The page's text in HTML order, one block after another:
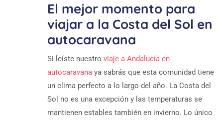
El mejor momento para
viajar a la Costa del Sol en
autocaravana
Si leíste nuestro viaje a Andalucía en
autocaravana ya sabrás que esta comunidad tiene
un clima perfecto a lo largo del año. La Costa del
Sol no es una excepción y las temperaturas se
mantienen estables también en invierno. Lo único